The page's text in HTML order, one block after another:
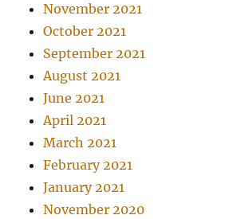
November 2021
October 2021
September 2021
August 2021
June 2021
April 2021
March 2021
February 2021
January 2021
November 2020